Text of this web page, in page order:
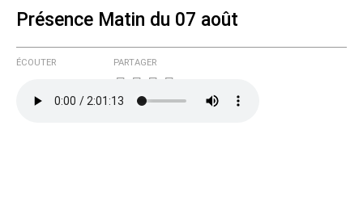
Courriel (non publié)
Présence Matin du 07 août
ÉCOUTER PARTAGER